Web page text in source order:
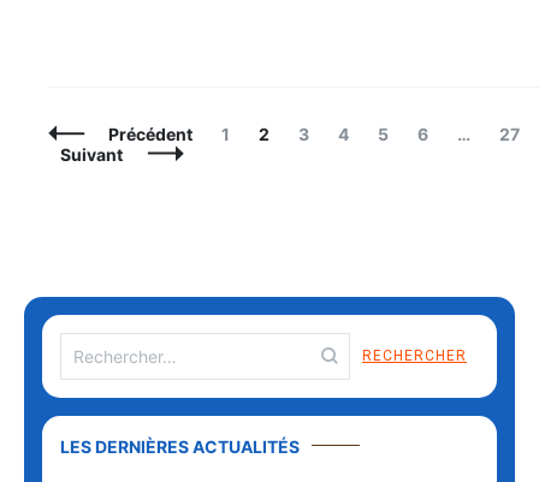
Navigation
des
Précédent Page
1 Page
2 Page
3 Page
4 Page
5 Page
6 … Page
27
Suivant
LES DERNIÈRES ACTUALITÉS